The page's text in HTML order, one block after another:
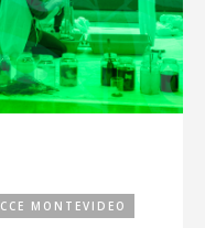
CCE MONTEVIDEO